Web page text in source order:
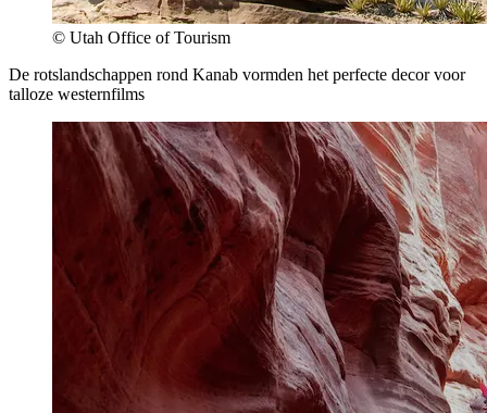
© Utah Office of Tourism
De rotslandschappen rond Kanab vormden het perfecte decor voor
talloze westernfilms